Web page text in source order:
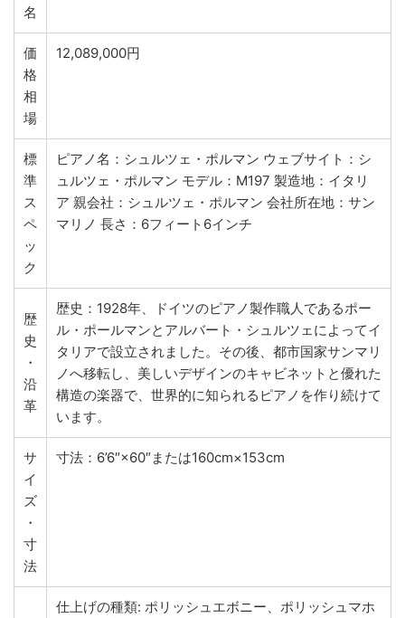
名
価
格
相
場
12,089,000円
標
準
ス
ペ
ッ
ク
ピアノ名：シュルツェ・ポルマン ウェブサイト：シ
ュルツェ・ポルマン モデル：M197 製造地：イタリ
ア 親会社：シュルツェ・ポルマン 会社所在地：サン
マリノ 長さ：6フィート6インチ
歴
史
・
沿
革
歴史：1928年、ドイツのピアノ製作職人であるポー
ル・ポールマンとアルバート・シュルツェによってイ
タリアで設立されました。その後、都市国家サンマリ
ノへ移転し、美しいデザインのキャビネットと優れた
構造の楽器で、世界的に知られるピアノを作り続けて
います。
サ
イ
ズ
・
寸
法
寸法：6’6″×60″または160cm×153cm
仕上げの種類: ポリッシュエボニー、ポリッシュマホ